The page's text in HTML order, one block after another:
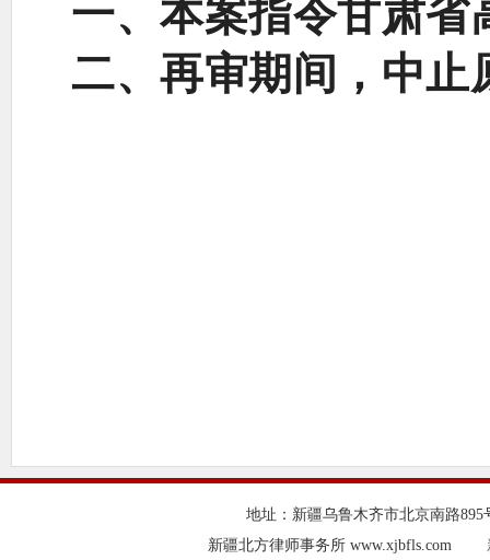
一
本案指令甘肃省
二、再审期间 ， 中止
地址：新疆乌鲁木齐市北京南路
新疆北方律师事务所 www.xjbfls.com